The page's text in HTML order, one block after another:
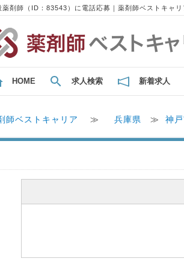
薬剤師（ID：83543）に電話応募｜薬剤師ベストキャリ
HOME 求人検索 新着求人
師ベストキャリア ≫ 兵庫県 ≫ 神